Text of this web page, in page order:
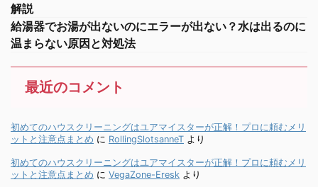
解説
給湯器でお湯が出ないのにエラーが出ない？水は出るのに
温まらない原因と対処法
最近のコメント
初めてのハウスクリーニングはユアマイスターが正解！プロに頼むメリ
ットと注意点まとめ に RollingSlotsanneT より
初めてのハウスクリーニングはユアマイスターが正解！プロに頼むメリ
ットと注意点まとめ に VegaZone-Eresk より